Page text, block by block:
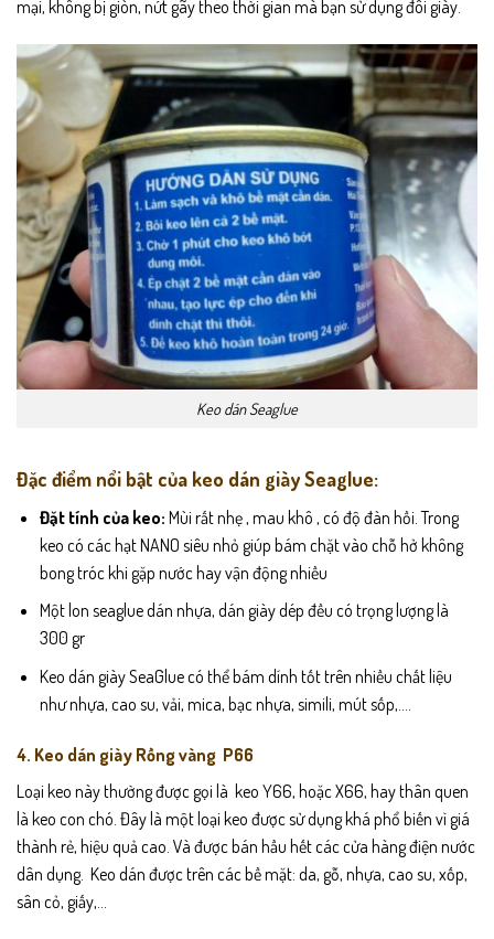
mại, không bị giòn, nứt gãy theo thời gian mà bạn sử dụng đôi giày.
Keo dán Seaglue
Đặc điểm nổi bật của keo dán giày Seaglue:
Đặt tính của keo: Mùi rất nhẹ , mau khô , có độ đàn hồi. Trong
keo có các hạt NANO siêu nhỏ giúp bám chặt vào chỗ hở không
bong tróc khi gặp nước hay vận động nhiều
Một lon seaglue dán nhựa, dán giày dép đều có trọng lượng là
300 gr
Keo dán giày SeaGlue có thể bám dính tốt trên nhiều chất liệu
như nhựa, cao su, vải, mica, bạc nhựa, simili, mút sốp,….
4. Keo dán giày Rồng vàng P66
Loại keo này thường được gọi là keo Y66, hoặc X66, hay thân quen
là keo con chó. Đây là một loại keo được sử dụng khá phổ biến vì giá
thành rẻ, hiệu quả cao. Và được bán hầu hết các cửa hàng điện nước
dân dụng. Keo dán được trên các bề mặt: da, gỗ, nhựa, cao su, xốp,
sân cỏ, giấy,…